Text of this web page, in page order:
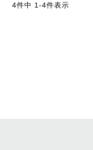
4件中 1 -4件表示